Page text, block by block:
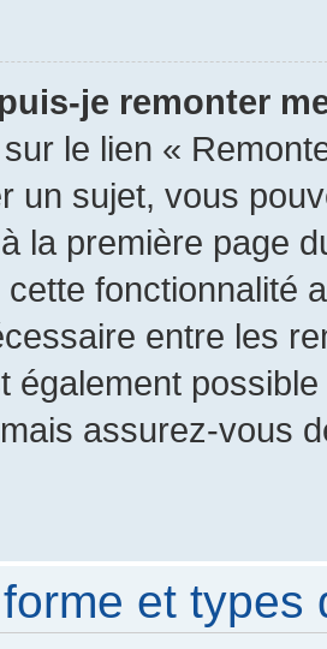
je remonter
le lien «
un sujet, vous
la première page
cette fonctionnalité
entre les
également
assurez-vous
et types